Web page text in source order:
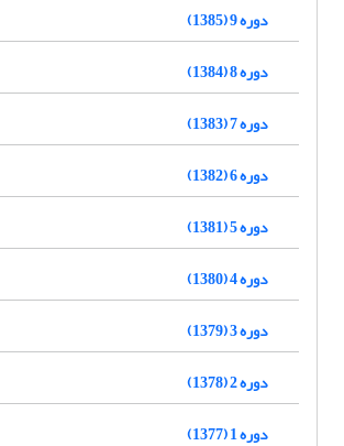
دوره 9 (1385)
دوره 8 (1384)
دوره 7 (1383)
دوره 6 (1382)
دوره 5 (1381)
دوره 4 (1380)
دوره 3 (1379)
دوره 2 (1378)
دوره 1 (1377)